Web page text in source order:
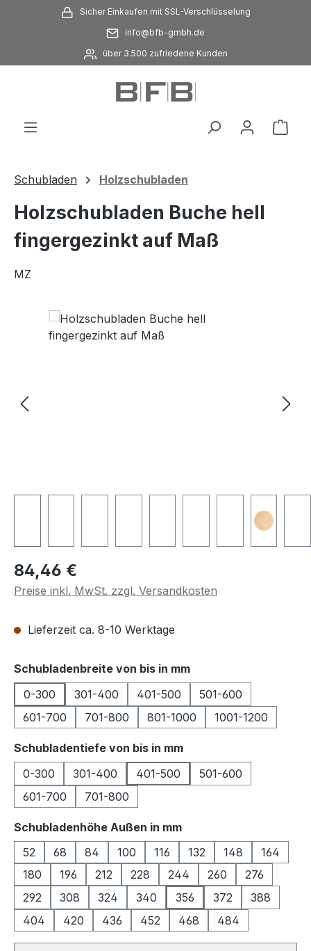
Zum Hauptinhalt springenSicher Einkaufen mit SSL-Verschlüsselung
info@bfb-gmbh.de
über 3.500 zufriedene Kunden
Schubladen Holzschubladen
Holzschubladen Buche hell
fingergezinkt auf Maß
MZ
Regulärer Preis:
84,46 €
Preise inkl. MwSt. zzgl. Versandkosten
Lieferzeit ca. 8-10 Werktage
Schubladenbreite von bis in mmauswählen
0-300
301-400 401-500
501-600
601-700
701-800 801-1000 1001-1200
Schubladentiefe von bis in mmauswählen
0-300
301-400 401-500
501-600
601-700
701-800
Schubladenhöhe Außen in mmauswählen
52
68 84 100 116 132 148
164
180
196 212 228 244 260
276
292
308 324 340 356 372
388
404
420 436 452 468 484